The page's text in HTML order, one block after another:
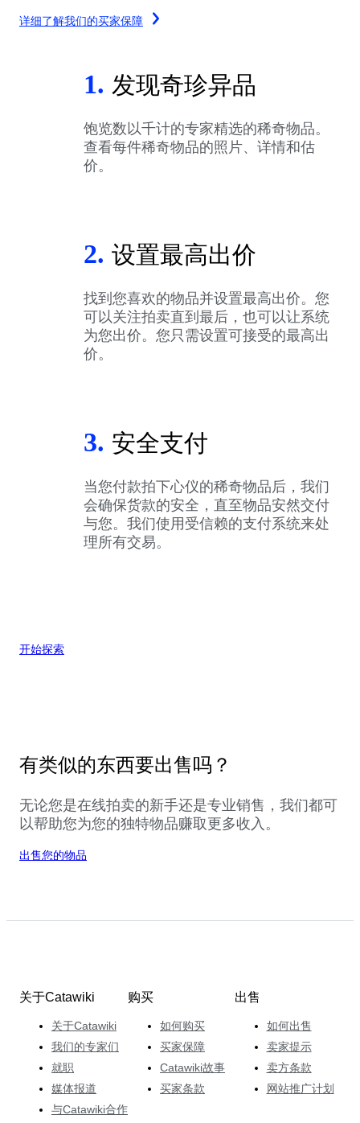
详细了解我们的买家保障
1. 发现奇珍异品
饱览数以千计的专家精选的稀奇物品。
查看每件稀奇物品的照片、详情和估
价。
2. 设置最高出价
找到您喜欢的物品并设置最高出价。您
可以关注拍卖直到最后，也可以让系统
为您出价。您只需设置可接受的最高出
价。
3. 安全支付
当您付款拍下心仪的稀奇物品后，我们
会确保货款的安全，直至物品安然交付
与您。我们使用受信赖的支付系统来处
理所有交易。
开始探索
有类似的东西要出售吗？
无论您是在线拍卖的新手还是专业销售，我们都可
以帮助您为您的独特物品赚取更多收入。
出售您的物品
关于Catawiki
关于Catawiki
我们的专家们
就职
媒体报道
与Catawiki合作
购买
如何购买
买家保障
Catawiki故事
买家条款
出售
如何出售
卖家提示
卖方条款
网站推广计划